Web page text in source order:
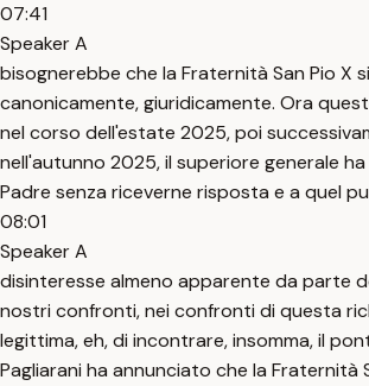
07:41
Speaker A
bisognerebbe che la Fraternità San Pio X
canonicamente, giuridicamente. Ora
nel corso dell'estate 2025, poi
nell'autunno 2025, il superiore generale
Padre senza riceverne risposta e a quel
08:01
Speaker A
disinteresse almeno apparente da parte
nostri confronti, nei confronti di questa
legittima, eh, di incontrare, insomma, il
Pagliarani ha annunciato che la Fraternità